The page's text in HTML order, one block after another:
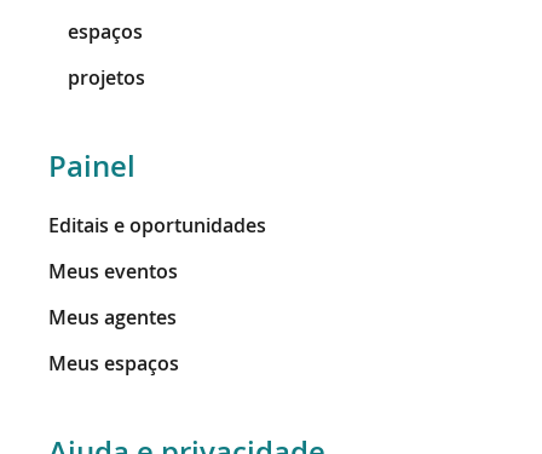
espaços
projetos
Painel
Editais e oportunidades
Meus eventos
Meus agentes
Meus espaços